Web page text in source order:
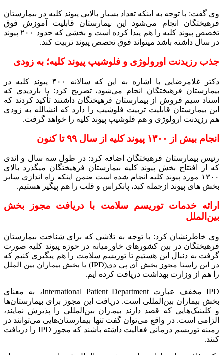
وی گفت: با توجه به اینکه تعداد بسیار بالایی پیوند کلیه در بیمارستان
فرهیختگان انجام می‌شود این بیمارستان قابلیت آموزش فوق
تخصص پیوند کلیه را هم پیدا کرده است و بخشی که حدود ۲۰۰ پیوند
در سال داشته باشد میتواند فوق تخصص پیوند تربیت کند.
جذب رزیدنت اورولوژی و فلوشیپ پیوند کلیه؛ به زودی
دکتر غلامرضایی با اشاره به این که سالانه ۴۰۰ پیوند کلیه در
بیمارستان فرهیختگان انجام می‌شود، تصریح کرد: با بازدیدی که
استاد سیم فروش از بیمارستان فرهیختگان داشتند تأکید کردند که
این بیمارستان قابلیت تربیت فلوشیپ را دارد که انشالله به زودی
هم رزیدنت ارولوژی و هم فلوشیپ پیوند کلیه را خواهد گرفت.
انجام بیش از ۱۳۰۰ پیوند کلیه از سال ۹۹ تا کنون
رئیس بیمارستان فرهیختگان اضافه کرد: در طول سه سال و اندی
که از افتتاح بخش پیوند کلیه بیمارستان فرهیختگان میگذرد بالای
۱۳۰۰ مورد پیوند کلیه انجام شده است ضمن اینکه راه اندازی سایر
بخش های پیوند ازجمله کبد، پانکراس و قلب را هم پیگیر هستیم.
ارائه خدمات توریسم سلامت با دریافت مجوز بخش
بین‌الملل
وی خاطرنشان کرد: با توجه به تلاشی که برای شناخت بیمارستان
فرهیختگان در بین کشورهای خاورمیانه در حوزه پیوند کلیه صورت
گرفت به دنبال این هستیم تا توریسم سلامت را هم پیگیری کنیم که
در این راستا مجوز بخش آی پی دی(IPD) یا بخش بیماران بین الملل
را هم از وزارت بهداشت دریافت کرده ایم.
IPD مخفف عبارت International Patient Department، به معنای
بخش بیماران بین‌المللی است. دریافت این مجوز برای بیمارستان‌ها
و کلینیک‌هایی که قصد دارند بیماران بین‌المللی را پذیرش نمایند،
الزامی است. در واقع می‌توان گفت تنها بیمارستان‌هایی می‌توانند در
زمینه توریسم درمانی فعالیت داشته باشند که مجوز IPD را دریافت
کنند.